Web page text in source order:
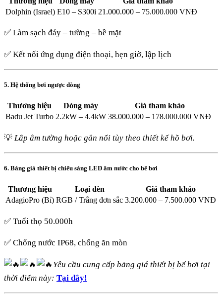
Dolphin (Israel) E10 – S300i 21.000.000 – 75.000.000 VNĐ
✅ Làm sạch đáy – tường – bề mặt
✅ Kết nối ứng dụng điện thoại, hẹn giờ, lập lịch
5. Hệ thống bơi ngược dòng
Thương hiệu Dòng máy
Giá tham khảo
Badu Jet Turbo 2.2kW – 4.4kW 38.000.000 – 178.000.000 VNĐ
💡 Lắp âm tường hoặc gắn nổi tùy theo thiết kế hồ bơi.
6. Bảng giá thiết bị chiếu sáng LED âm nước cho bể bơi
Thương hiệu Loại đèn
Giá tham khảo
AdagioPro (Bỉ) RGB / Trắng đơn sắc 3.200.000 – 7.500.000 VNĐ
✅ Tuổi thọ 50.000h
✅ Chống nước IP68, chống ăn mòn
Yêu cầu cung cấp bảng giá thiết bị bể bơi tại
thời điểm này: Tại đây!